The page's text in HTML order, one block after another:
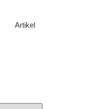
Artikel